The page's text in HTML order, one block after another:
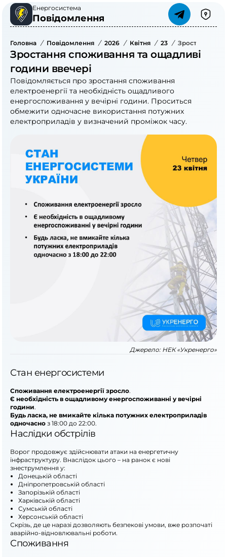
Енергосистема
Повідомлення
Головна / Повідомлення / 2026 / Квітня / 23 / Зростання
Зростання споживання та ощадливі
години ввечері
Повідомляється про зростання споживання
електроенергії та необхідність ощадливого
енергоспоживання у вечірні години. Проситься
обмежити одночасне використання потужних
електроприладів у визначений проміжок часу.
Джерело: НЕК «Укренерго»
Стан енергосистеми
Споживання електроенергії зросло.
Є необхідність в ощадливому енергоспоживанні у вечірні
години.
Будь ласка, не вмикайте кілька потужних електроприладів
одночасно з 18:00 до 22:00.
Наслідки обстрілів
Ворог продовжує здійснювати атаки на енергетичну
інфраструктуру. Внаслідок цього – на ранок є нові
знеструмлення у:
Донецькій області
Дніпропетровській області
Запорізькій області
Харківській області
Сумській області
Херсонській області
Скрізь, де це наразі дозволяють безпекові умови, вже розпочаті
аварійно-відновлювальні роботи.
Споживання